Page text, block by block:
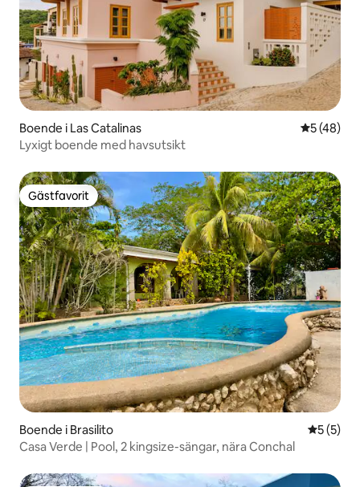
Boende i Las Catalinas 5 av 5 i
5 (48)
Lyxigt boende med havsutsikt
Gästfavorit
Gästfavorit
Boende i Brasilito 5 av 5 i
5 (5)
Casa Verde | Pool, 2 kingsize-sängar, nära Conchal